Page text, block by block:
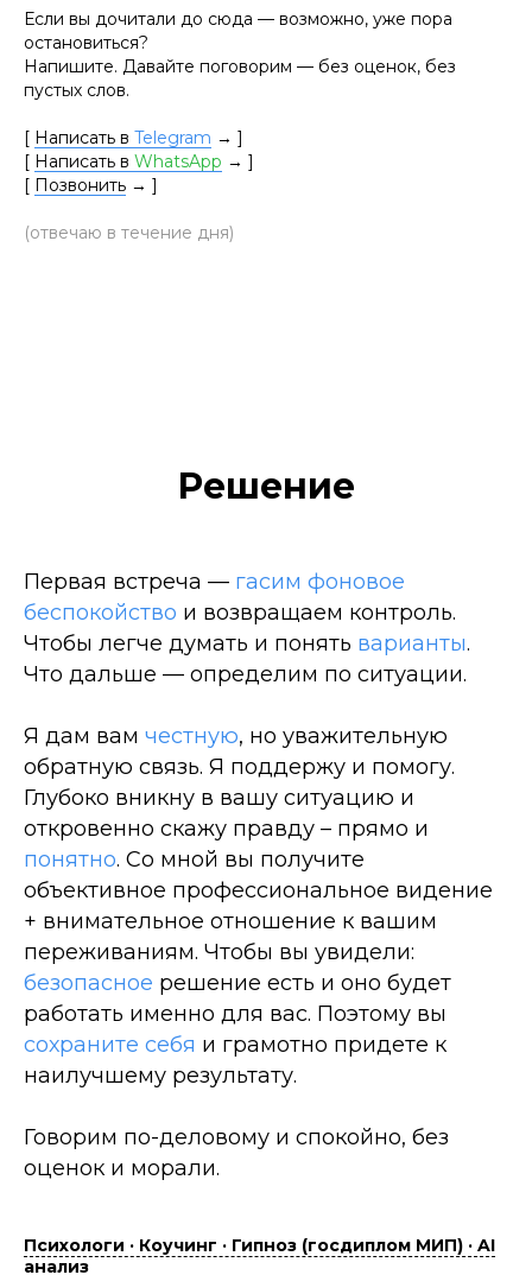
Если вы дочитали до сюда — возможно, уже пора
остановиться?
Напишите. Давайте поговорим — без оценок, без
пустых слов.
[ Написать в Telegram → ]
[ Написать в WhatsApp → ]
[ Позвонить → ]
(отвечаю в течение дня)
Решение
Первая встреча — гасим фоновое
беспокойство и возвращаем контроль.
Чтобы легче думать и понять варианты.
Что дальше — определим по ситуации.
Я дам вам честную, но уважительную
обратную связь. Я поддержу и помогу.
Глубоко вникну в вашу ситуацию и
откровенно скажу правду – прямо и
понятно. Со мной вы получите
объективное профессиональное видение
+ внимательное отношение к вашим
переживаниям. Чтобы вы увидели:
безопасное решение есть и оно будет
работать именно для вас. Поэтому вы
сохраните себя и грамотно придете к
наилучшему результату.
Говорим по-деловому и спокойно, без
оценок и морали.
Психологи · Коучинг · Гипноз (госдиплом МИП) · AI
анализ